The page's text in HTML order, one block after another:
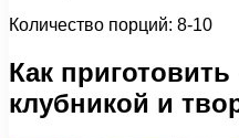
Количество порций: 8-10
Как
клубникой и